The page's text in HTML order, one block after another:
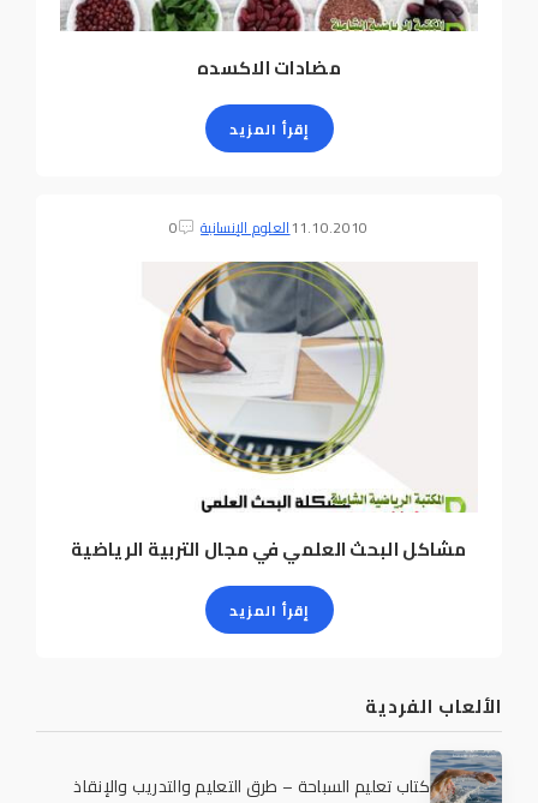
مضادات الاكسده
إقرأ المزيد
11.10.2010العلوم الإنسانية 0
مشاكل البحث العلمي في مجال التربية الرياضية
إقرأ المزيد
الألعاب الفردية
كتاب تعليم السباحة – طرق التعليم والتدريب والإنقاذ